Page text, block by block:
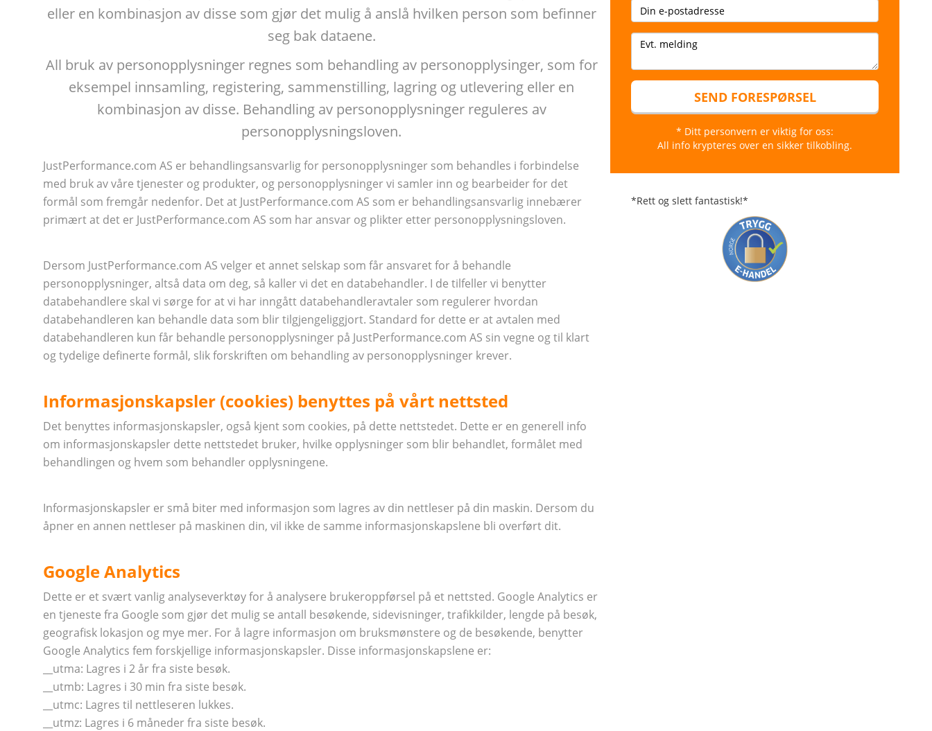
SEND FORESPØRSEL
* Ditt personvern er viktig for oss:
All info krypteres over en sikker tilkobling.
*Rett og slett fantastisk!*
eller en kombinasjon av disse som gjør det mulig å anslå hvilken person som befinner
seg bak dataene.
All bruk av personopplysninger regnes som behandling av personopplysinger, som for
eksempel innsamling, registering, sammenstilling, lagring og utlevering eller en
kombinasjon av disse. Behandling av personopplysninger reguleres av
personopplysningsloven.
JustPerformance.com AS er behandlingsansvarlig for personopplysninger som behandles i forbindelse
med bruk av våre tjenester og produkter, og personopplysninger vi samler inn og bearbeider for det
formål som fremgår nedenfor. Det at JustPerformance.com AS som er behandlingsansvarlig innebærer
primært at det er JustPerformance.com AS som har ansvar og plikter etter personopplysningsloven.
Dersom JustPerformance.com AS velger et annet selskap som får ansvaret for å behandle
personopplysninger, altså data om deg, så kaller vi det en databehandler. I de tilfeller vi benytter
databehandlere skal vi sørge for at vi har inngått databehandleravtaler som regulerer hvordan
databehandleren kan behandle data som blir tilgjengeliggjort. Standard for dette er at avtalen med
databehandleren kun får behandle personopplysninger på JustPerformance.com AS sin vegne og til klart
og tydelige definerte formål, slik forskriften om behandling av personopplysninger krever.
Informasjonskapsler (cookies) benyttes på vårt nettsted
Det benyttes informasjonskapsler, også kjent som cookies, på dette nettstedet. Dette er en generell info
om informasjonskapsler dette nettstedet bruker, hvilke opplysninger som blir behandlet, formålet med
behandlingen og hvem som behandler opplysningene.
Informasjonskapsler er små biter med informasjon som lagres av din nettleser på din maskin. Dersom du
åpner en annen nettleser på maskinen din, vil ikke de samme informasjonskapslene bli overført dit.
Google Analytics
Dette er et svært vanlig analyseverktøy for å analysere brukeroppførsel på et nettsted. Google Analytics er
en tjeneste fra Google som gjør det mulig se antall besøkende, sidevisninger, trafikkilder, lengde på besøk,
geografisk lokasjon og mye mer. For å lagre informasjon om bruksmønstere og de besøkende, benytter
Google Analytics fem forskjellige informasjonskapsler. Disse informasjonskapslene er:
__utma: Lagres i 2 år fra siste besøk.
__utmb: Lagres i 30 min fra siste besøk.
__utmc: Lagres til nettleseren lukkes.
__utmz: Lagres i 6 måneder fra siste besøk.